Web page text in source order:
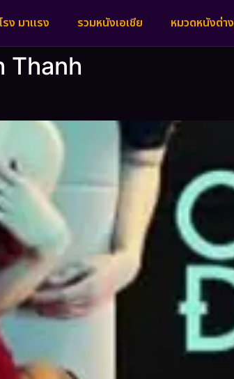
ง มาแรง รวมหนังเอเชีย หมวดหนังต่า
Thanh